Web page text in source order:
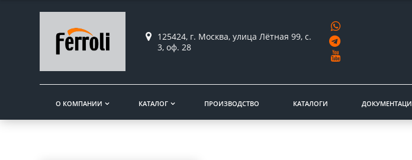
125424, г. Москва, улица Лётная 99, с.
3, оф. 28
О КОМПАНИИ КАТАЛОГ ПРОИЗВОДСТВО КАТАЛОГИ